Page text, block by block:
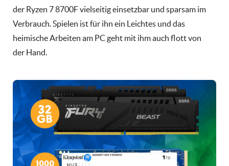
der Ryzen 7 8700F vielseitig einsetzbar und sparsam im
Verbrauch. Spielen ist für ihn ein Leichtes und das
heimische Arbeiten am PC geht mit ihm auch flott von
der Hand.